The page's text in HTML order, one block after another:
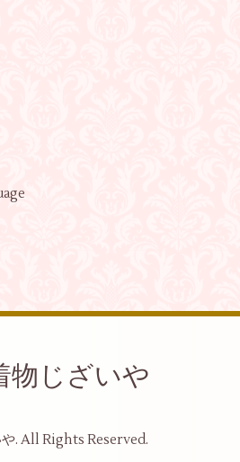
じざいや
. All Rights Reserved.